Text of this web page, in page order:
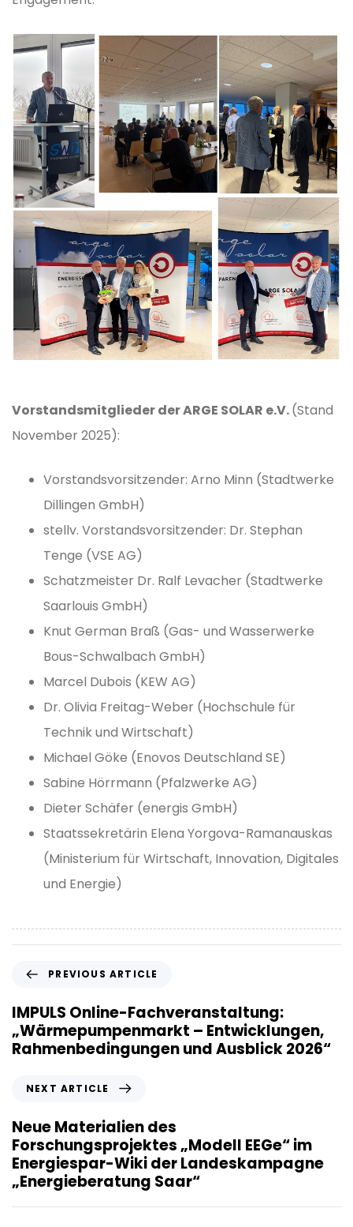
Vorstandsmitglieder der ARGE SOLAR e.V.(Stand
November 2025):
Vorstandsvorsitzender: Arno Minn (Stadtwerke
Dillingen GmbH)
stellv. Vorstandsvorsitzender: Dr. Stephan
Tenge (VSE AG)
Schatzmeister Dr. Ralf Levacher (Stadtwerke
Saarlouis GmbH)
Knut German Braß (Gas- und Wasserwerke
Bous-Schwalbach GmbH)
Marcel Dubois (KEW AG)
Dr. Olivia Freitag-Weber (Hochschule für
Technik und Wirtschaft)
Michael Göke (Enovos Deutschland SE)
Sabine Hörrmann (Pfalzwerke AG)
Dieter Schäfer (energis GmbH)
Staatssekretärin Elena Yorgova-Ramanauskas
(Ministerium für Wirtschaft, Innovation, Digitales
und Energie)
e
v
i
o
r
t
i
c
l
PREVIOUS ARTICLE
IMPULS Online-Fachveranstaltung:
„Wärmepumpenmarkt – Entwicklungen,
Rahmenbedingungen und Ausblick 2026“
x
t
A
r
t
i
NEXT ARTICLE
Neue Materialien des
Forschungsprojektes „Modell EEGe“ im
Energiespar-Wiki der Landeskampagne
„Energieberatung Saar“